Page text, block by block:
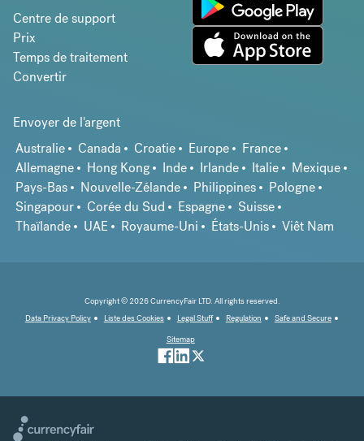
Centre de support
Prix
Temps de traitement
Convertir
Envoyer de l'argent
Australie
Canada Croatie Europe
France
Allemagne
Hong Kong Inde Irlande Italie
Mexique
Pays-Bas
Nouvelle-Zélande Philippines
Pologne
Singapour
Corée du Sud Espagne
Suisse
Thaïlande
UAE Royaume-Uni États-Unis Viêt Nam
Copyright © 2026 CurrencyFair LTD. All rights reserved.
Data Privacy Policy
Liste des Cookies Legal Stuff Regulation
Safe and Secure
Sitemap